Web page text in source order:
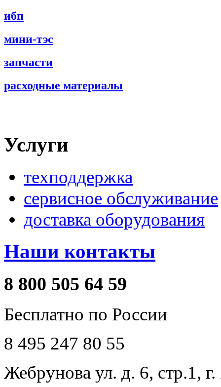
ибп
мини-тэс
запчасти
расходные материалы
Услуги
техподдержка
сервисное обслуживание
доставка оборудования
Наши контакты
8 800 505 64 59
Бесплатно по России
8 495 247 80 55
Жебрунова ул. д. 6, стр.1,